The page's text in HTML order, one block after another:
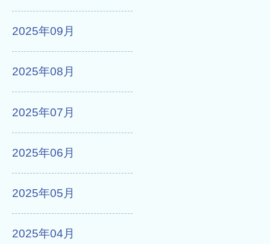
2025年09月
2025年08月
2025年07月
2025年06月
2025年05月
2025年04月